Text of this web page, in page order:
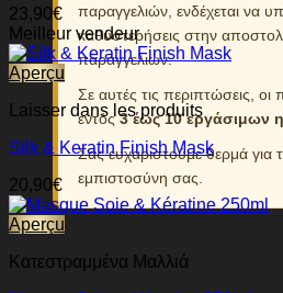
παραγγελιών, ενδέχεται να
καθυστερήσεις στην
παραγγελιών.
Σε αυτές τις περιπτώσεις, οι
εντός3 έως 10 εργάσιμων
Σας ευχαριστούμε θερμά για
εμπιστοσύνη σας.
23,90€
Meilleur vendeur
Aperçu
Laisser dans les produits
Silk & Keratin Finish Mask
20,90€
Aperçu
Κατεστραμμένα Μαλλιά